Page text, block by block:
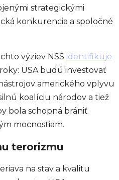
strategickými
konkurencia a spoločné
výziev NSS identifikuje
USA budú investovať
amerického vplyvu
koalíciu národov a tiež
bola schopná brániť
mocnostiam.
terorizmu
na stav a kvalitu